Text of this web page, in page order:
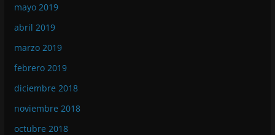
mayo 2019
abril 2019
marzo 2019
febrero 2019
diciembre 2018
noviembre 2018
octubre 2018